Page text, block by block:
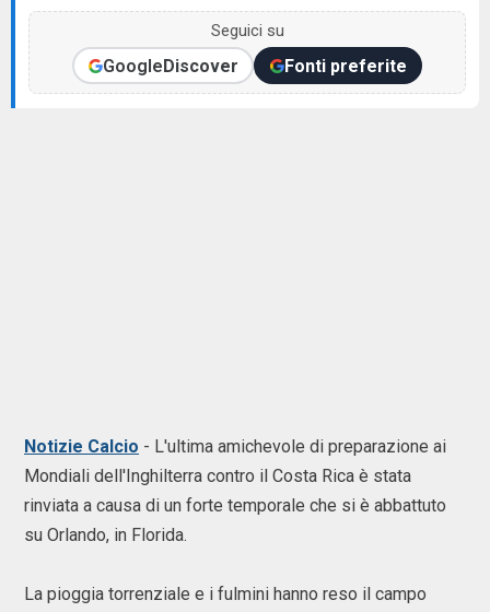
Seguici su
GoogleDiscover Fonti preferite
Notizie Calcio - L'ultima amichevole di preparazione ai
Mondiali dell'Inghilterra contro il Costa Rica è stata
rinviata a causa di un forte temporale che si è abbattuto
su Orlando, in Florida.
La pioggia torrenziale e i fulmini hanno reso il campo